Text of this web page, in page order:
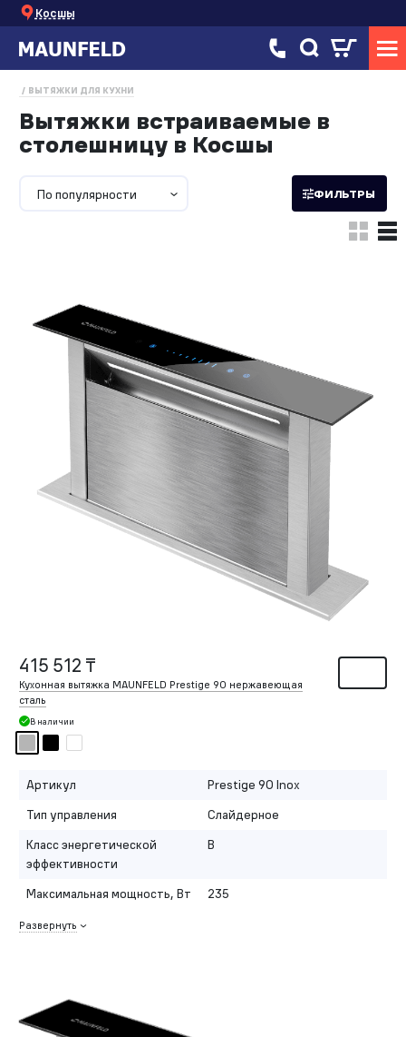
Косшы
ВЫТЯЖКИ ДЛЯ КУХНИ
Вытяжки встраиваемые в
столешницу в Косшы
По популярности ФИЛЬТРЫ
415 512 ₸
Кухонная вытяжка MAUNFELD Prestige 90 нержавеющая
сталь
В наличии
Артикул
Prestige 90 Inox
Тип управления
Слайдерное
Класс энергетической
эффективности
B
Максимальная мощность, Вт 235
Развернуть